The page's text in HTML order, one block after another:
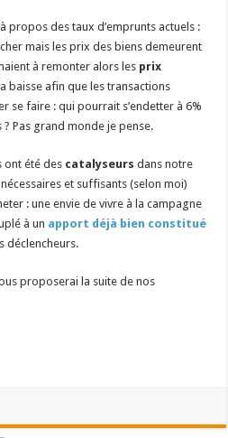
à propos des taux d’emprunts actuels :
mais les prix des biens demeurent
à remonter alors les prix
baisse afin que les transactions
se faire : qui pourrait s’endetter à 6%
? Pas grand monde je pense.
ont été des catalyseurs dans notre
et suffisants (selon moi)
: une envie de vivre à la campagne
à un apport déjà bien constitué
déclencheurs.
proposerai la suite de nos